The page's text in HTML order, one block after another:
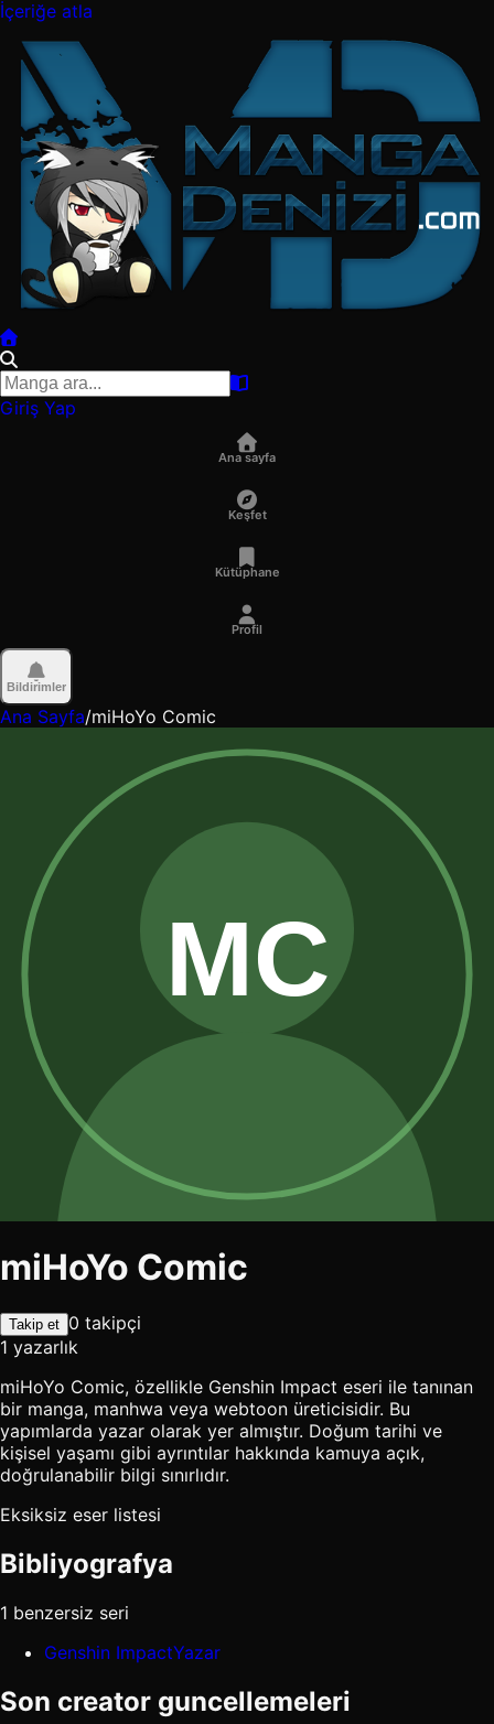
İçeriğe atla
Giriş Yap
Ana sayfa
Keşfet
Kütüphane
Profil
Bildirimler
Ana Sayfa/miHoYo Comic
miHoYo Comic
Takip et 0 takipçi
1 yazarlık
miHoYo Comic, özellikle Genshin Impact eseri ile tanınan
bir manga, manhwa veya webtoon üreticisidir. Bu
yapımlarda yazar olarak yer almıştır. Doğum tarihi ve
kişisel yaşamı gibi ayrıntılar hakkında kamuya açık,
doğrulanabilir bilgi sınırlıdır.
Eksiksiz eser listesi
Bibliyografya
1 benzersiz seri
Genshin ImpactYazar
Son creator guncellemeleri